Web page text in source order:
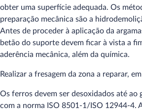
obter uma superfície adequada. Os
preparação mecânica são a
Antes de proceder à aplicação da
betão do suporte devem ficar à vista a
aderência mecânica, além da química.
Realizar a fresagem da zona a reparar,
Os ferros devem ser desoxidados até ao
com a norma ISO 8501-1/ISO 12944-4.